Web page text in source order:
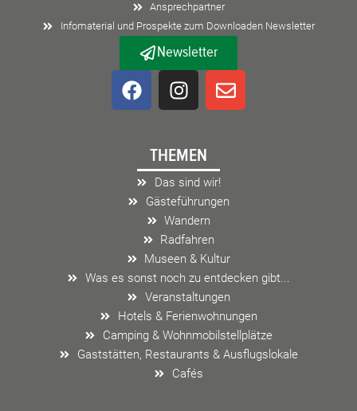
Ansprechpartner
Infomaterial und Prospekte zum Downloaden Newsletter
Newsletter
F
a
o
o
I
n
a
g
r
a
m
E
n
p
THEMEN
Das sind wir!
Gästeführungen
Wandern
Radfahren
Museen & Kultur
Was es sonst noch zu entdecken gibt...
Veranstaltungen
Hotels & Ferienwohnungen
Camping & Wohnmobilstellplätze
Gaststätten, Restaurants & Ausflugslokale
Cafés